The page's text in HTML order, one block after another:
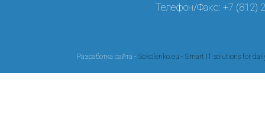
Телефон/Факс: +7 (812)
Разработка сайта - Sokolenko.eu - Smart IT solutions for